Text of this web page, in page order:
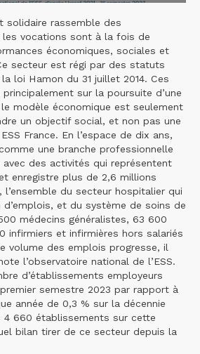
solidaire rassemble des
vocations sont à la fois de
économiques, sociales et
secteur est régi par des statuts
loi Hamon du 31 juillet 2014. Ces
sur la poursuite d’une
modèle économique est seulement
un objectif social, et non pas une
France. En l’espace de dix ans,
une branche professionnelle
des activités qui représentent
enregistre plus de 2,6 millions
l’ensemble du secteur hospitalier qui
d’emplois, et du système de soins de
médecins généralistes, 63 600
infirmiers et infirmières hors salariés
volume des emplois progresse, il
l’observatoire national de l’ESS.
d’établissements employeurs
semestre 2023 par rapport à
année de 0,3 % sur la décennie
4 660 établissements sur cette
bilan tirer de ce secteur depuis la